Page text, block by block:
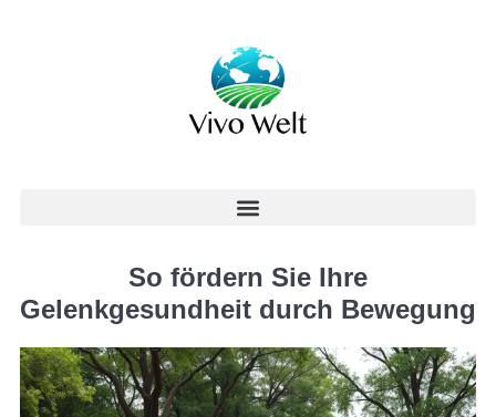
So fördern Sie Ihre
Gelenkgesundheit durch Bewegung